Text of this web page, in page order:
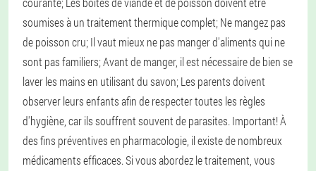
soumises à un traitement thermique complet;Ne mangez pas
de poisson cru;Il vaut mieux ne pas manger d'aliments qui ne
sont pas familiers;Avant de manger, il est nécessaire de bien se
laver les mains en utilisant du savon;Les parents doivent
observer leurs enfants afin de respecter toutes les règles
d'hygiène, car ils souffrent souvent de parasites. Important! À
des fins préventives en pharmacologie, il existe de nombreux
médicaments efficaces. Si vous abordez le traitement, vous